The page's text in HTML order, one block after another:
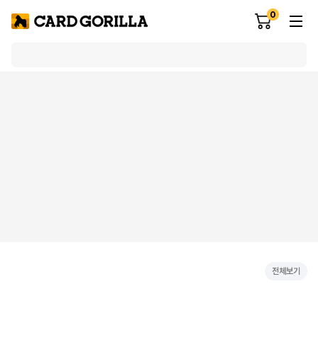
0
전체보기